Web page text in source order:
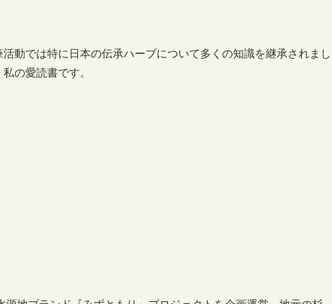
活動では特に日本の伝承ハーブについて多くの知識を継承されまし
私の愛読書です。